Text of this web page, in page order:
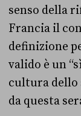
senso della
Francia il
definizione
valido è un
cultura dello
da questa